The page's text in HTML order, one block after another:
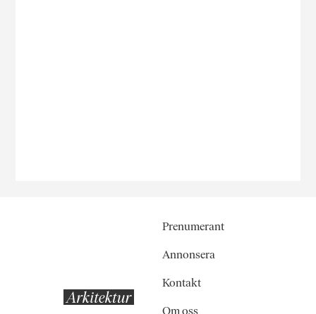
Prenumerant
Annonsera
Kontakt
Om oss